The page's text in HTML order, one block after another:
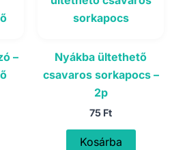
–
Nyákba ültethető
csavaros sorkapocs –
2p
75 Ft
Kosárba